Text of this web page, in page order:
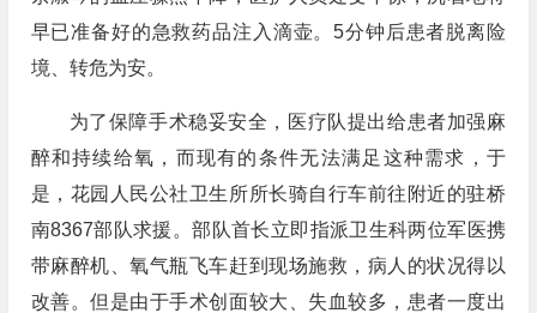
早已准备好的急救药品注入滴壶。5分钟后患者脱离险
境、转危为安。
为了保障手术稳妥安全，医疗队提出给患者加强麻
醉和持续给氧，而现有的条件无法满足这种需求，于
是，花园人民公社卫生所所长骑自行车前往附近的驻桥
南8367部队求援。部队首长立即指派卫生科两位军医携
带麻醉机、氧气瓶飞车赶到现场施救，病人的状况得以
改善。但是由于手术创面较大、失血较多，患者一度出